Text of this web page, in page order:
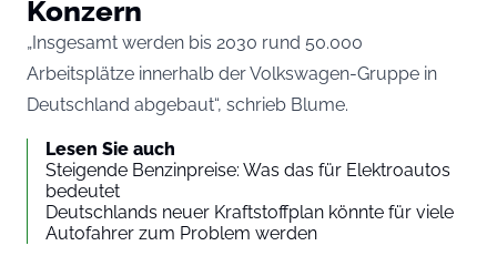
Konzern
„Insgesamt werden bis 2030 rund 50.000
Arbeitsplätze innerhalb der Volkswagen-Gruppe in
Deutschland abgebaut“, schrieb Blume.
Lesen Sie auch
Steigende Benzinpreise: Was das für Elektroautos
bedeutet
Deutschlands neuer Kraftstoffplan könnte für viele
Autofahrer zum Problem werden